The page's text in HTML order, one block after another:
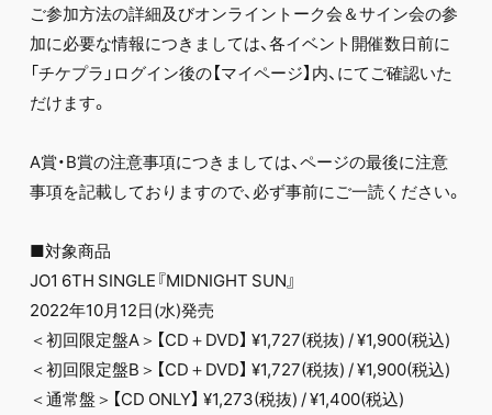
ご参加方法の詳細及びオンライントーク会＆サイン会の参
加に必要な情報につきましては、各イベント開催数日前に
「チケプラ」ログイン後の【マイページ】内、にてご確認いた
だけます。
A賞・B賞の注意事項につきましては、ページの最後に注意
事項を記載しておりますので、必ず事前にご一読ください。
■対象商品
JO1 6TH SINGLE『MIDNIGHT SUN』
2022年10月12日(水)発売
＜初回限定盤A＞【CD＋DVD】 ¥1,727(税抜) / ¥1,900(税込)
＜初回限定盤B＞【CD＋DVD】 ¥1,727(税抜) / ¥1,900(税込)
＜通常盤＞【CD ONLY】 ¥1,273(税抜) / ¥1,400(税込)